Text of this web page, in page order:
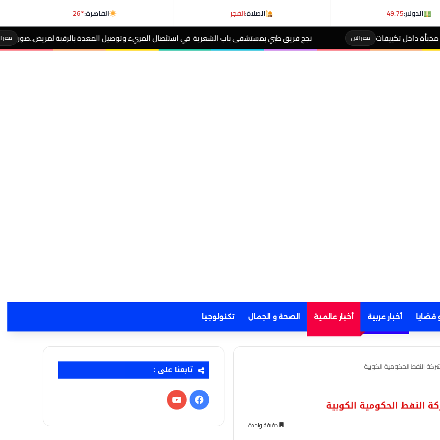
الدولار:49.75 الصلاة:الفجر القاهرة:26°
مصر الآن نجح فريق طبي بمستشفى باب الشعرية في استئصال المريء وتوصيل المعدة بالرقبة لمريض..صور مصر الآن مكبل
قضايا أخبار عربية أخبار عالمية الصحة و الجمال تكنولوجيا
النفط الحكومية الكوبية
الحكومية الكوبية
دقيقة واحدة
تابعنا على :
فيسبوك‫YouTube